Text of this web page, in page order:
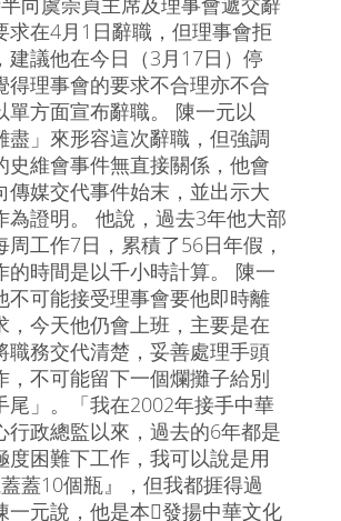
求在4月1日辭職，但理事會拒
建議他在今日（3月17日）停
得理事會的要求不合理亦不合
單方面宣布辭職。 陳一元以
盡」來形容這次辭職，但強調
史維會事件無直接關係，他會
傳媒交代事件始末，並出示大
為證明。 他說，過去3年他大部
周工作7日，累積了56日年假，
的時間是以千小時計算。 陳一
不可能接受理事會要他即時離
，今天他仍會上班，主要是在
職務交代清楚，妥善處理手頭
，不可能留下一個爛攤子給別
尾」。「我在2002年接手中華
行政總監以來，過去的6年都是
度困難下工作，我可以說是用
蓋蓋10個瓶』，但我都捱得過
一元說，他是本發揚中華文化